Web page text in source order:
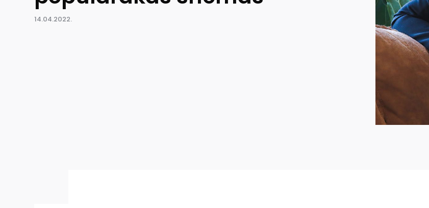
14.04.2022.